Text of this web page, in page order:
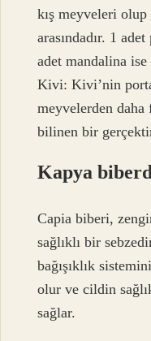
kış meyveleri
arasındadır. 1
adet mandalina
Kivi: Kivi’nin
meyvelerden
bilinen bir
Kapya
Capia biberi,
sağlıklı bir
bağışıklık
olur ve cildin
sağlar.